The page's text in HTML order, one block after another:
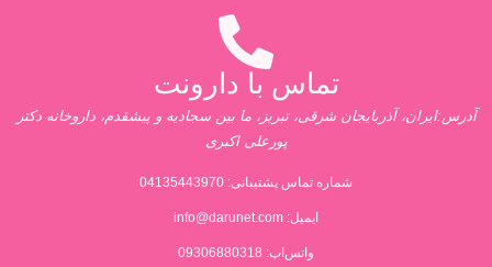
تماس با دارونت
آدرس:ایران، آذربایجان شرقی، تبریز، ما بین سجادیه و پیشقدم، داروخانه دکتر
پورعلی اکبری
شماره تماس پشتیبانی: 04135443970
ایمیل: info@darunet.com
واتس‌اپ: 09306880318